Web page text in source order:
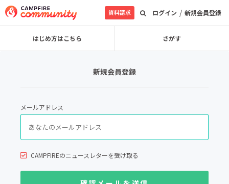
ログイン / 新規会員登録
資料請求
はじめ方はこちら さがす
新規会員登録
メールアドレス
CAMPFIREのニュースレターを受け取る